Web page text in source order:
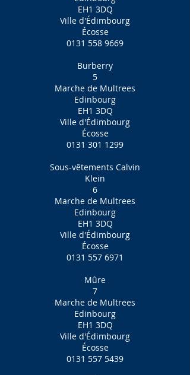
EH1 3DQ
Ville d'Édimbourg
Écosse
0131 558 9669
Burberry
5
Marche de Multrees
Edinbourg
EH1 3DQ
Ville d'Édimbourg
Écosse
0131 301 1299
Sous-vêtements Calvin
Klein
6
Marche de Multrees
Edinbourg
EH1 3DQ
Ville d'Édimbourg
Écosse
0131 557 6971
Mûre
7
Marche de Multrees
Edinbourg
EH1 3DQ
Ville d'Édimbourg
Écosse
0131 557 5439